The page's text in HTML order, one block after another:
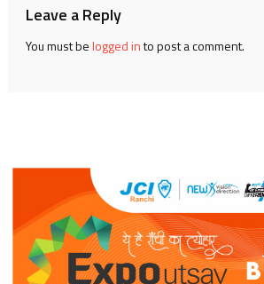
Leave a Reply
You must belogged into post a comment.